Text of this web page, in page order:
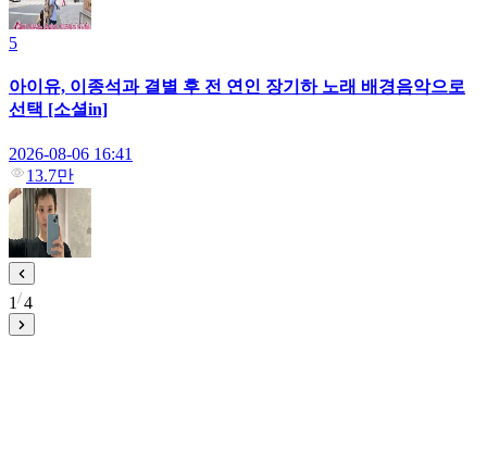
5
아이유, 이종석과 결별 후 전 연인 장기하 노래 배경음악으로
선택 [소셜in]
2026-08-06 16:41
13.7만
1 4